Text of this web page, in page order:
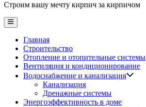
Строим вашу мечту кирпич за кирпичом
Main
Menu
Главная
Строительство
Отопление и отопительные системы
Вентиляция и кондиционирование
Водоснабжение и канализация
Канализация
Дренажные системы
Энергоэффективность в доме